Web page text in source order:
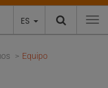
ES
Equipo